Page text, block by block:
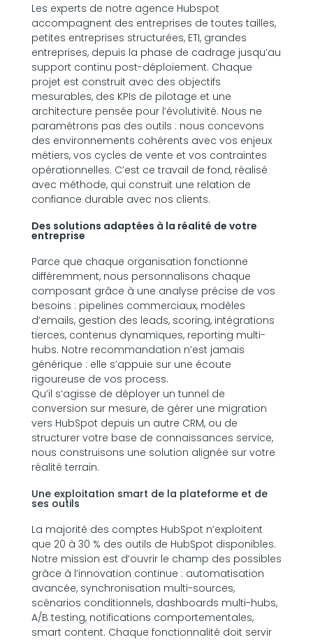
Les experts de notre agence Hubspot
accompagnent des entreprises de toutes tailles,
petites entreprises structurées, ETI, grandes
entreprises, depuis la phase de cadrage jusqu’au
support continu post-déploiement. Chaque
projet est construit avec des objectifs
mesurables, des KPIs de pilotage et une
architecture pensée pour l’évolutivité. Nous ne
paramétrons pas des outils : nous concevons
des environnements cohérents avec vos enjeux
métiers, vos cycles de vente et vos contraintes
opérationnelles. C’est ce travail de fond, réalisé
avec méthode, qui construit une relation de
confiance durable avec nos clients.
Des solutions adaptées à la réalité de votre
entreprise
Parce que chaque organisation fonctionne
différemment, nous personnalisons chaque
composant grâce à une analyse précise de vos
besoins : pipelines commerciaux, modèles
d’emails, gestion des leads, scoring, intégrations
tierces, contenus dynamiques, reporting multi-
hubs. Notre recommandation n’est jamais
générique : elle s’appuie sur une écoute
rigoureuse de vos process.
Qu’il s’agisse de déployer un tunnel de
conversion sur mesure, de gérer une migration
vers HubSpot depuis un autre CRM, ou de
structurer votre base de connaissances service,
nous construisons une solution alignée sur votre
réalité terrain.
Une exploitation smart de la plateforme et de
ses outils
La majorité des comptes HubSpot n’exploitent
que 20 à 30 % des outils de HubSpot disponibles.
Notre mission est d’ouvrir le champ des possibles
grâce à l’innovation continue : automatisation
avancée, synchronisation multi-sources,
scénarios conditionnels, dashboards multi-hubs,
A/B testing, notifications comportementales,
smart content. Chaque fonctionnalité doit servir